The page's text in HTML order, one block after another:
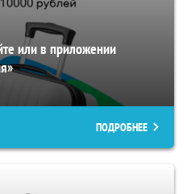
или в приложении
ПОДРОБНЕЕ